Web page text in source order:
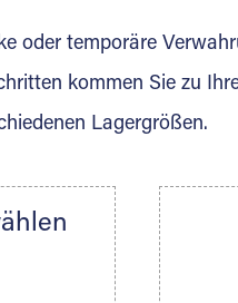
oder temporäre
kommen Sie zu
Lagergrößen.